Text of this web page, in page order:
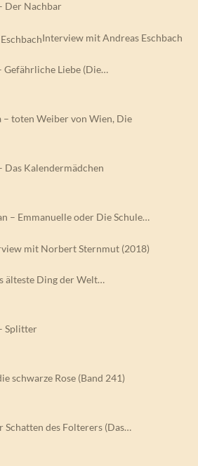
Der Nachbar
Interview mit Andreas Eschbach
Gefährliche Liebe (Die…
– toten Weiber von Wien, Die
Das Kalendermädchen
– Emmanuelle oder Die Schule…
mit Norbert Sternmut (2018)
älteste Ding der Welt…
Splitter
schwarze Rose (Band 241)
Schatten des Folterers (Das…